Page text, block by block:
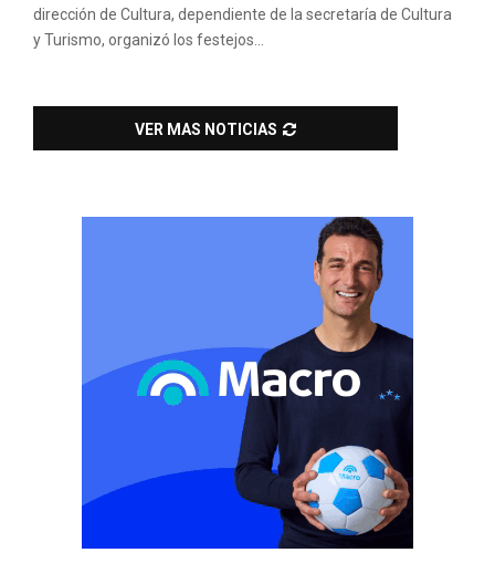
dirección de Cultura, dependiente de la secretaría de Cultura
y Turismo, organizó los festejos...
VER MAS NOTICIAS